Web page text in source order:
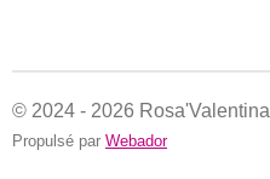
© 2024 - 2026 Rosa'Valentina
Propulsé par Webador